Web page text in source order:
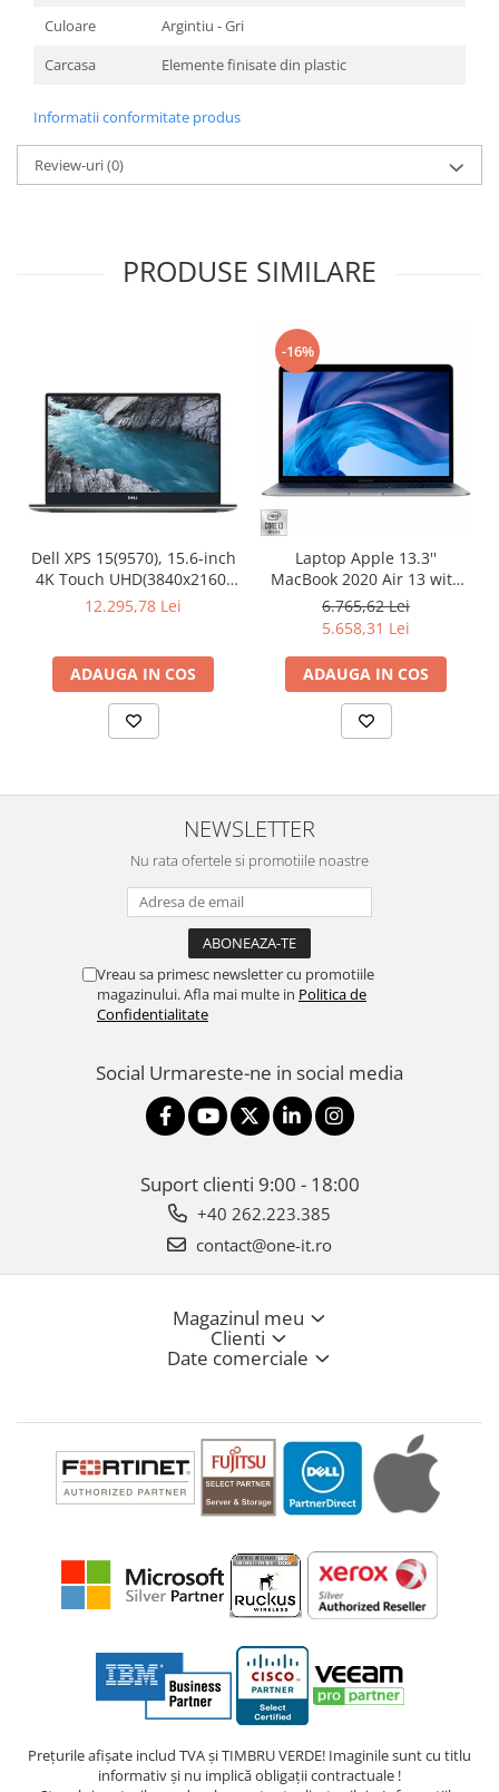
Culoare
Argintiu - Gri
Carcasa
Elemente finisate din plastic
Informatii conformitate produs
Review-uri(0)
PRODUSE SIMILARE
Dell XPS 15(9570), 15.6-inch
4K Touch UHD(3840x2160)
InfinityEdge, Intel Core i7-
noDVD, Nvidia GTX 1050Ti
4GB, Killer Wifi 802.11ac,
BT, FGPR, Backlit
12.295,78 Lei
ADAUGA IN COS
-16%
Laptop Apple 13.3''
MacBook 2020 Air 13 with
Retina True Tone, Ice Lake
i3 1.1GHz, 8GB DDR4X,
macOS Catalina, Space
Grey, INT keyboard
6.765,62 Lei
5.658,31 Lei
ADAUGA IN COS
NEWSLETTER
Nu rata ofertele si promotiile noastre
Vreau sa primesc newsletter cu promotiile
magazinului. Afla mai multe in Politica de
Confidentialitate
Social Urmareste-ne in social media
Suport clienti 9:00 - 18:00
+40 262.223.385
contact@one-it.ro
Magazinul meu
Clienti
Date comerciale
Prețurile afișate includ TVA și TIMBRU VERDE! Imaginile sunt cu titlu
informativ și nu implică obligații contractuale !